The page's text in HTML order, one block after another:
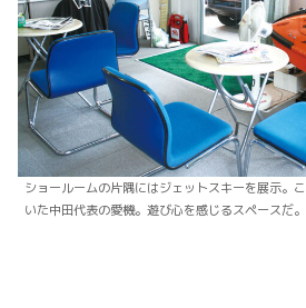
ショールームの片隅にはジェットスキーを展示。
いた中田代表の愛機。遊び心を感じるスペースだ。